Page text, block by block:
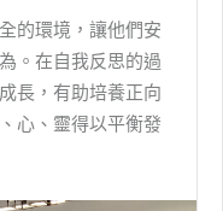
的環境，讓他們安
。在自我反思的過
長，有助培養正向
心、靈得以平衡發